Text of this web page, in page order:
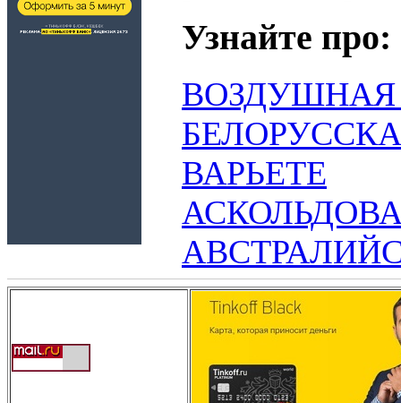
Узнайте про:
ВАРЬЕТЕ